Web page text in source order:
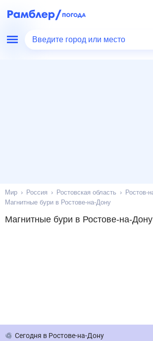
Введите город или место
Мир Россия Ростовская область
Ростов-
Магнитные бури в Ростове-на-Дону
Магнитные бури в Ростове-на-Дону
Сегодня в Ростове-на-Дону